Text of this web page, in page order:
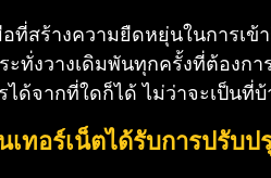
ที่สร้างความยืดหยุ่นในการเข้
ะทั่งวางเดิมพันทุกครั้งที่ต้องก
ได้จากที่ใดก็ได้ ไม่ว่าจะเป็น
เทอร์เน็ตได้รับการปรับป